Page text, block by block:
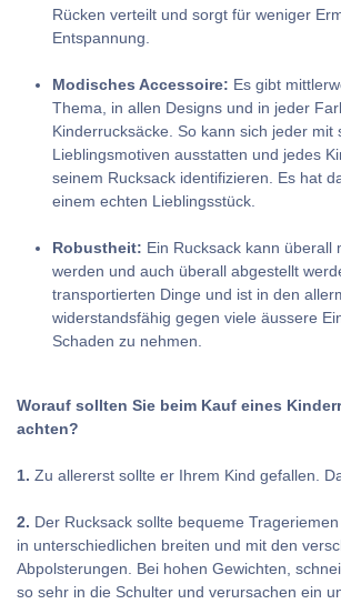
Rücken verteilt und sorgt für weniger
Entspannung.
Modisches Accessoire: Es gibt
Thema, in allen Designs und in jeder
Kinderrucksäcke. So kann sich jeder mit
Lieblingsmotiven ausstatten und jedes
seinem Rucksack identifizieren. Es hat
einem echten Lieblingsstück.
Robustheit: Ein Rucksack kann überall
werden und auch überall abgestellt
transportierten Dinge und ist in den
widerstandsfähig gegen viele äussere
Schaden zu nehmen.
Worauf sollten Sie beim Kauf eines
achten?
1. Zu allererst sollte er Ihrem Kind gefallen.
2. Der Rucksack sollte bequeme
in unterschiedlichen breiten und mit den
Abpolsterungen. Bei hohen Gewichten,
so sehr in die Schulter und verursachen ein